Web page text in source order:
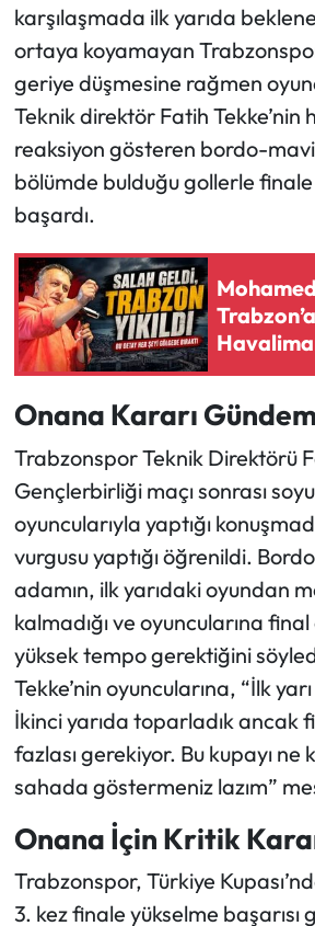
karşılaşmada ilk yarıda
ortaya koyamayan
geriye düşmesine rağmen
Teknik direktör Fatih Tekke’nin
reaksiyon gösteren bordo-
bölümde bulduğu gollerle
başardı.
Detay
Salladı
Onana Kararı
Trabzonspor Teknik Direktörü
Gençlerbirliği maçı sonrası
oyuncularıyla yaptığı
vurgusu yaptığı öğrenildi.
adamın, ilk yarıdaki oyundan
kalmadığı ve oyuncularına
yüksek tempo gerektiğini
Tekke’nin oyuncularına, “İlk
İkinci yarıda toparladık ancak
fazlası gerekiyor. Bu kupayı
sahada göstermeniz lazım”
Onana İçin Kritik
Trabzonspor, Türkiye
3. kez finale yükselme